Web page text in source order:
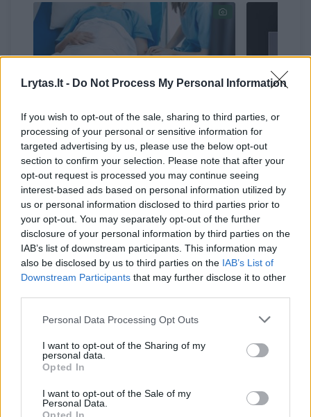
Lrytas.lt - Do Not Process My Personal Information
If you wish to opt-out of the sale, sharing to third parties, or
processing of your personal or sensitive information for
targeted advertising by us, please use the below opt-out
section to confirm your selection. Please note that after your
opt-out request is processed you may continue seeing
interest-based ads based on personal information utilized by
us or personal information disclosed to third parties prior to
your opt-out. You may separately opt-out of the further
disclosure of your personal information by third parties on the
IAB’s list of downstream participants. This information may
also be disclosed by us to third parties on the IAB’s List of
Downstream Participants that may further disclose it to other
Personal Data Processing Opt Outs
I want to opt-out of the Sharing of my
personal data.
Opted In
I want to opt-out of the Sale of my
Personal Data.
Grubi medikų klaida:
pražiopsojus esminį
simptomą, mirė trijų vaikų
mama (1)
Kino
mirė
socialiniame tinkle „X“, cituodamas Korano
eilutę.
„Visa širdimi tikėdami Alacho valia ir